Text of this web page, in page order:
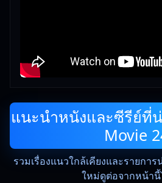
แนะนำหนังและซีรีย์ที่
Movie
รวมเรื่องแนวใกล้เคียงและรายการ
ใหม่ดูต่อจากหน้า